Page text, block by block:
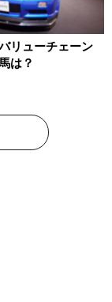
リューチェーン
は？